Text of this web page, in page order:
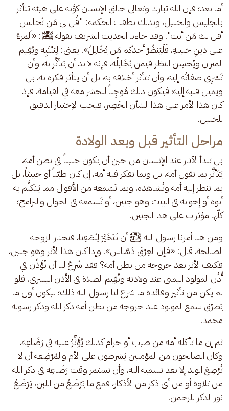
أما بعد؛ فإن الله تبارك وتعالى خالق الإنسان كوَّنه على هيئة تتأثر
بالجليس والخليل، وبذلك نطقت الحكمة: "قُل لي مَن تُجالس
أقل لك مَن أنت". وقد جاءنا الحديث الشريف بقوله ﷺ: «اَلمرءُ
على دينِ خليلهِ، فَلْيَنظُرْ أحدكم مَن يُخَالِلُ». يعني: لِيَنْتَبِه ويُقِيم
الميزان ويُحسِن النظر فيمن يُخَالِلُه، فإنه لا بد أن يَتأثَّر به، وأن
تَسْرِي صفاتُه إليه، وأن تتأثر أخلاقه به، بل أن يتأثر فكره به، بل
ويميل قلبه إليه؛ فيكون ذلك مُوجِباً للحشر معه في القيامة، فإذا
كان هذا الأمر على هذا الشأن الخَطِير، فيجب الاِختيار الدقيق
للخليل.
مراحل التأثير قبل وبعد الولادة
بل تبدأ الآثار عند الإنسان من حين أن يكون جنيناً في بطن أمه،
يَتَأثَّر بما تقول أمه، بل وبما تفكر فيه أمه، إن كان طيّباً أو خبيثاً، بل
بما تنظر إليه أمه وتُشاهده، وبما تَسْمعه من الأقوال مما يَتكلَّم به
أبوه أو إخوانه في البيت وهو جنين، أو تَسمعه في الجوال والبرامج؛
كلّها مؤثرات على هذا الجنين.
ومن هنا أمرنا رسول الله ﷺ أن نَتَخَيَّرَ لِنُطَفِنا، فنختار الزوجة
الصالحة، قال: «فإن العِرْقَ دَسَّاس». وإذا كان هذا الأثر وهو جنين،
فكيف الأثر بعد خروجه من بطن أمه؟ فقد شُرِعَ لنا أن نُؤَذِّن في
أُذُن المولود اليمنى عند ولادته ونُقِيم الصلاة في الأذن اليسرى، فلو
لم يكن من تأثير وفائدة ما شرع لنا رسول الله ذلك؛ ليكون أول ما
يَطرُق سمع المولود عند خروجه من بطن أمه ذكر الله وذكر رسوله
محمد.
ثم إن ما تأكله أمه من طيب أو حرام كذلك يُؤَثِّرُ عليه في رَضَاعِه،
وكان الصالحون من المؤمنين يَشرطون على الأم والمُرْضِعة أن لا
تُرْضِعَ الولد إلا بعد تسمية الله، وأن تستمر وقت رَضَاعِه في ذكر الله
من تلاوة أو من أي ذكر من الأذكار، فمع ما يَرْضَعُ من اللبن، يَرْضَعُ
نور الذكر للرحمن.